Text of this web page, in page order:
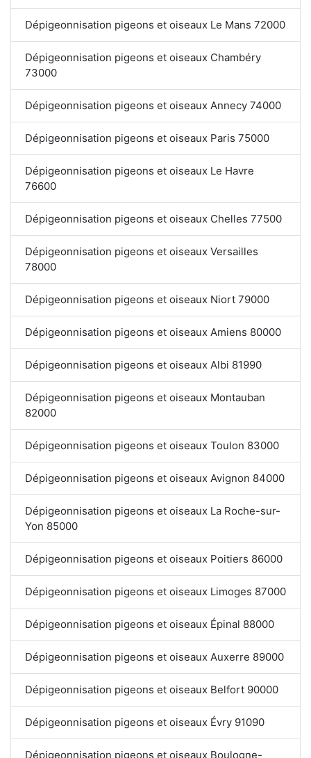
Dépigeonnisation pigeons et oiseaux Le Mans 72000
Dépigeonnisation pigeons et oiseaux Chambéry
73000
Dépigeonnisation pigeons et oiseaux Annecy 74000
Dépigeonnisation pigeons et oiseaux Paris 75000
Dépigeonnisation pigeons et oiseaux Le Havre
76600
Dépigeonnisation pigeons et oiseaux Chelles 77500
Dépigeonnisation pigeons et oiseaux Versailles
78000
Dépigeonnisation pigeons et oiseaux Niort 79000
Dépigeonnisation pigeons et oiseaux Amiens 80000
Dépigeonnisation pigeons et oiseaux Albi 81990
Dépigeonnisation pigeons et oiseaux Montauban
82000
Dépigeonnisation pigeons et oiseaux Toulon 83000
Dépigeonnisation pigeons et oiseaux Avignon 84000
Dépigeonnisation pigeons et oiseaux La Roche-sur-
Yon 85000
Dépigeonnisation pigeons et oiseaux Poitiers 86000
Dépigeonnisation pigeons et oiseaux Limoges 87000
Dépigeonnisation pigeons et oiseaux Épinal 88000
Dépigeonnisation pigeons et oiseaux Auxerre 89000
Dépigeonnisation pigeons et oiseaux Belfort 90000
Dépigeonnisation pigeons et oiseaux Évry 91090
Dépigeonnisation pigeons et oiseaux Boulogne-